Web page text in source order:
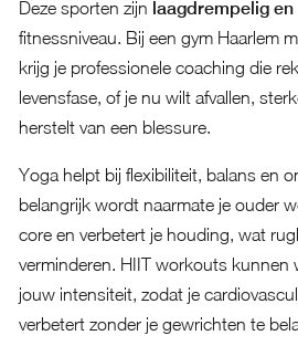
Deze sporten zijn laagdrempelig
fitnessniveau. Bij een gym Haarlem
krijg je professionele coaching die
levensfase, of je nu wilt afvallen,
herstelt van een blessure.
Yoga helpt bij flexibiliteit, balans en
belangrijk wordt naarmate je ouder
core en verbetert je houding, wat
verminderen. HIIT workouts kunnen
jouw intensiteit, zodat je
verbetert zonder je gewrichten te